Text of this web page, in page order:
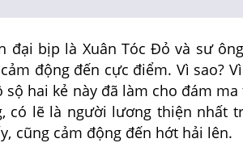
đại bịp là Xuân Tóc Đỏ và sư
động đến cực điểm. Vì sao?
sộ hai kẻ này đã làm cho đám
có lẽ là người lương thiện nhất
ấy, cũng cảm động